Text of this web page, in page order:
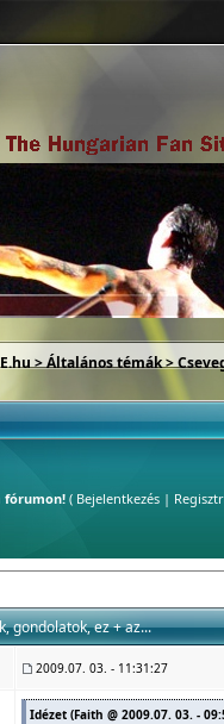
>Általános témák>
fórumon!( Bejelentkezés|
gondolatok, ez + az...
2009.07. 03. - 11:31:27
Idézet (Faith @ 2009.07. 03. -